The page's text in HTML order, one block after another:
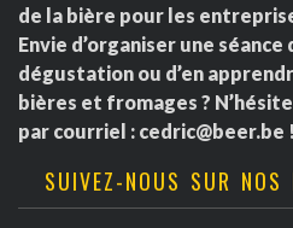
de la bière pour les
Envie d’organiser une
dégustation ou d’en
bières et fromages ?
par courriel : cedric@beer.be !
SUIVEZ-NOUS SUR